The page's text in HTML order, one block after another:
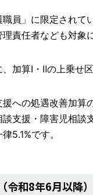
員」に限定され
責任者なども対象
加算Ⅰ・Ⅱの上乗せ
への処遇改善加算
支援・障害児相
5.1%です。
和8年6月以降）